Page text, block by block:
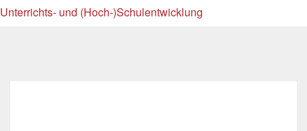
Unterrichts- und (Hoch-)Schulentwicklung